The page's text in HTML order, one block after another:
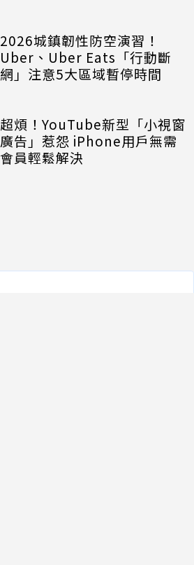
2026城鎮韌性防空演習！
Uber、Uber Eats「行動斷
網」注意5大區域暫停時間
超煩！YouTube新型「小視窗
廣告」惹怨 iPhone用戶無需
會員輕鬆解決